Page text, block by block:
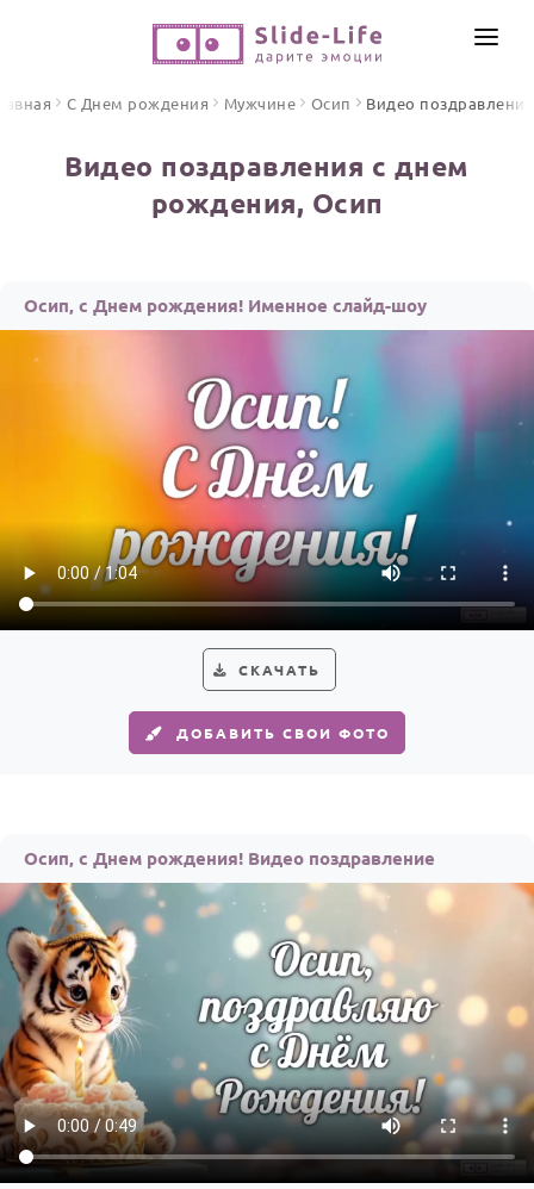
ПО ФОРМАТУ
Открытки
С Днем рождения
Свадьба
Годовщина свадьбы
Календарь праздников
Женщине
Мужчине
Детям
Все родственники
ПЕРСОНАЛЬНЫЕ
Пожелания
По именам
По годам
ИНСТРУМЕНТЫ
ОТЗЫВЫ
С Днем рождения Мужчине Осип Видео поздравления
Видео поздравления с днем
рождения, Осип
Осип, с Днем рождения! Именное слайд-шоу
СКАЧАТЬ
ДОБАВИТЬ СВОИ ФОТО
Осип, с Днем рождения! Видео поздравление